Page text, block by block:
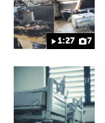
1:27 7